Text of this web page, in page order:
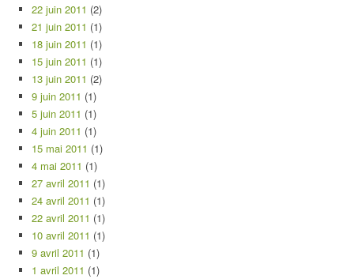
22 juin 2011 (2)
21 juin 2011 (1)
18 juin 2011 (1)
15 juin 2011 (1)
13 juin 2011 (2)
9 juin 2011 (1)
5 juin 2011 (1)
4 juin 2011 (1)
15 mai 2011 (1)
4 mai 2011 (1)
27 avril 2011 (1)
24 avril 2011 (1)
22 avril 2011 (1)
10 avril 2011 (1)
9 avril 2011 (1)
1 avril 2011 (1)